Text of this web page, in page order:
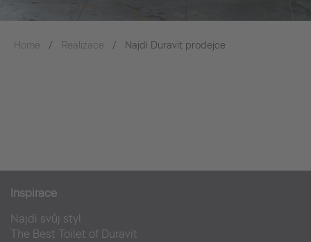
Home Realizace Najdi Duravit prodejce
Inspirace
Najdi svůj styl
The Best Toilet of Duravit